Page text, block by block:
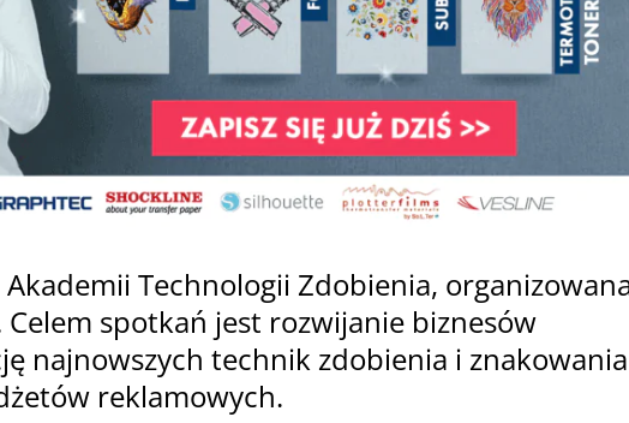
Akademii Technologii Zdobienia,
Celem spotkań jest rozwijanie biznesów
najnowszych technik zdobienia i znakowania
reklamowych.